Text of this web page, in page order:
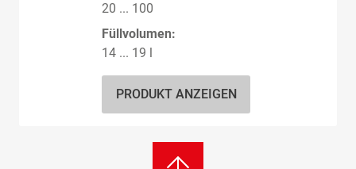
20 ... 100
Füllvolumen:
14 ... 19 l
PRODUKT ANZEIGEN